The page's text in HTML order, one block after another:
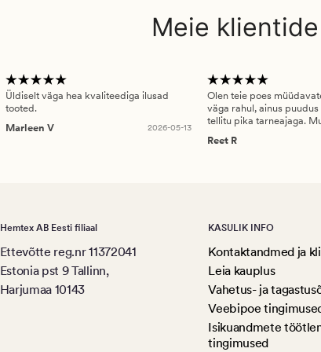
Meie
Üldiselt väga hea kvaliteediga ilusad
tooted.
Marleen V
2026-05-13
Olen teie poes
väga rahul, ainus
tellitu pika tarneajaga.
Reet R
Hemtex AB Eesti filiaal
Ettevõtte reg.nr 11372041
Estonia pst 9 Tallinn,
Harjumaa 10143
KASULIK INFO
Kontaktandmed ja
Leia kauplus
Vahetus- ja
Veebipoe
Isikuandmete
tingimused